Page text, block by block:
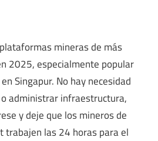
mineras de más
2025, especialmente popular
Singapur. No hay necesidad
administrar infraestructura,
y deje que los mineros de
trabajen las 24 horas para el